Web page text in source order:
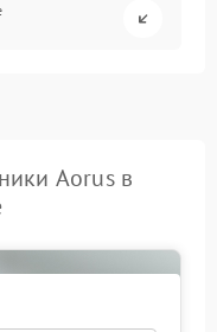
Aorus в